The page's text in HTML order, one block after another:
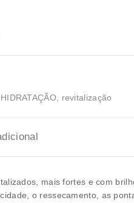
HIDRATAÇÃO
revitalização
mais fortes e com
o ressecamento, as